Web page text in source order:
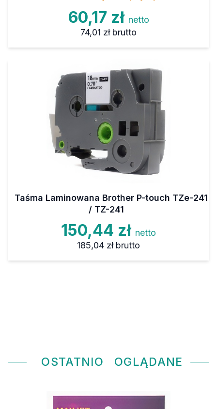
60,17 zł netto
74,01 zł brutto
Taśma Laminowana Brother P-touch TZe-241
/ TZ-241
150,44 zł netto
185,04 zł brutto
OSTATNIO OGLĄDANE